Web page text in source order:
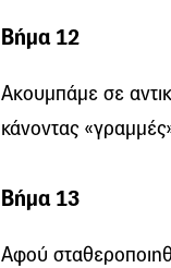
Βήμα 12
Ακουμπάμε σε
κάνοντας
Βήμα 13
Αφού